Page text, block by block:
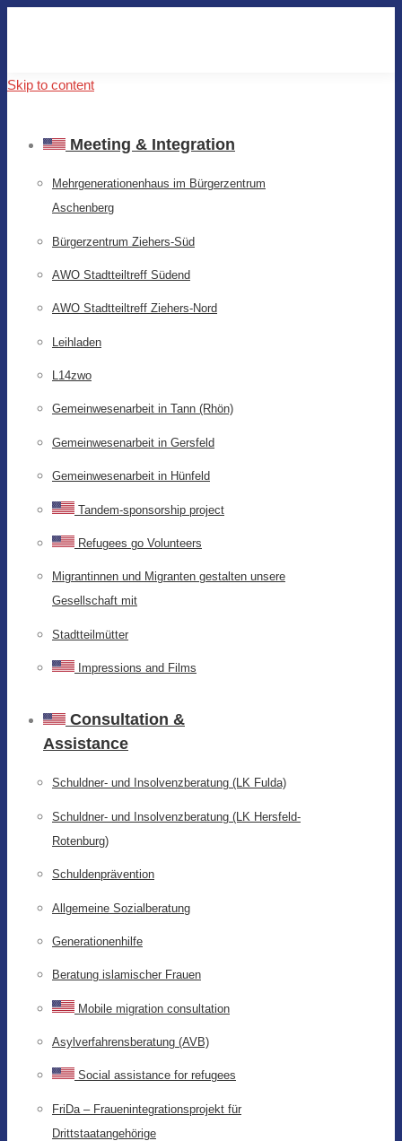
Skip to content
Meeting & Integration
Mehrgenerationenhaus im Bürgerzentrum
Aschenberg
Bürgerzentrum Ziehers-Süd
AWO Stadtteiltreff Südend
AWO Stadtteiltreff Ziehers-Nord
Leihladen
L14zwo
Gemeinwesenarbeit in Tann (Rhön)
Gemeinwesenarbeit in Gersfeld
Gemeinwesenarbeit in Hünfeld
Tandem-sponsorship project
Refugees go Volunteers
Migrantinnen und Migranten gestalten unsere
Gesellschaft mit
Stadtteilmütter
Impressions and Films
Consultation &
Assistance
Schuldner- und Insolvenzberatung (LK Fulda)
Schuldner- und Insolvenzberatung (LK Hersfeld-
Rotenburg)
Schuldenprävention
Allgemeine Sozialberatung
Generationenhilfe
Beratung islamischer Frauen
Mobile migration consultation
Asylverfahrensberatung (AVB)
Social assistance for refugees
FriDa – Frauenintegrationsprojekt für
Drittstaatangehörige